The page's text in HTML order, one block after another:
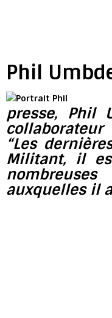
Phil
presse, Phil
“Les
Militant, il
auxquelles il